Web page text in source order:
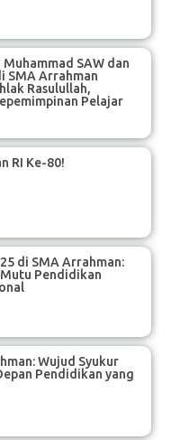
SAW dan
SMA Arrahman
Rasulullah,
Pelajar
RI Ke-80!
di SMA Arrahman:
Pendidikan
Wujud Syukur
Pendidikan yang